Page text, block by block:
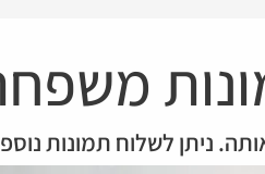
ניתן לשלוח תמונות